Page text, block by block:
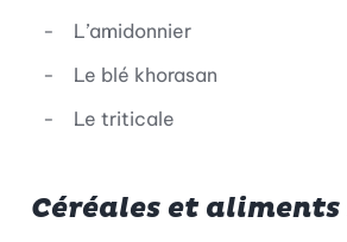
L’amidonnier
Le blé khorasan
Le triticale
Céréales et